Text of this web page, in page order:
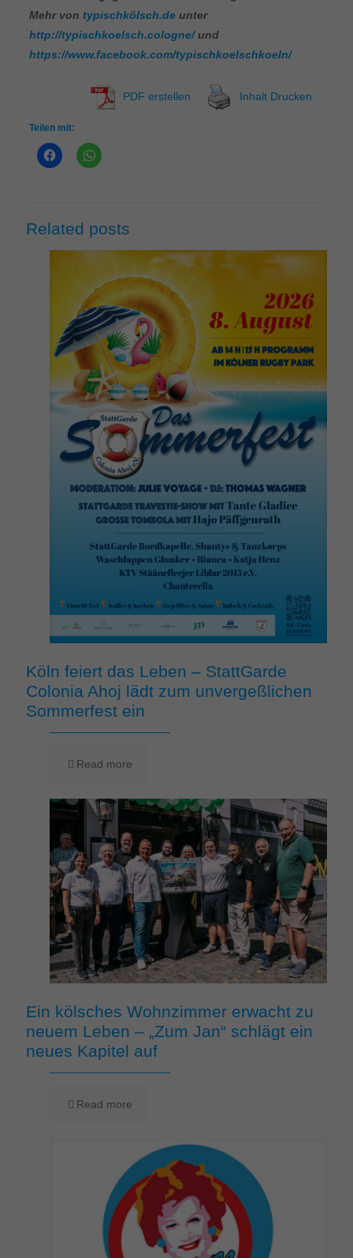
Mehr von typischkölsch.deunter
http://typischkoelsch.cologne/und
https://www.facebook.com/typischkoelschkoeln/
PDF erstellen Inhalt Drucken
Teilen mit:
Related posts
Köln feiert das Leben – StattGarde
Colonia Ahoj lädt zum unvergeßlichen
Sommerfest ein
Read more
Ein kölsches Wohnzimmer erwacht zu
neuem Leben – „Zum Jan“ schlägt ein
neues Kapitel auf
Read more